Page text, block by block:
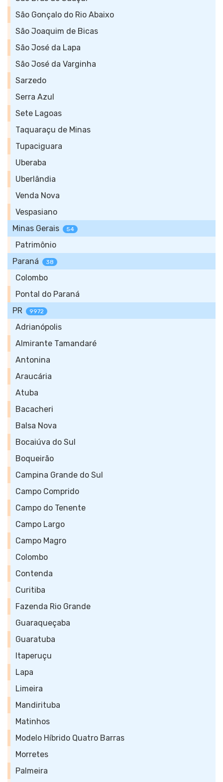
São Gonçalo do Rio Abaixo
São Joaquim de Bicas
São José da Lapa
São José da Varginha
Sarzedo
Serra Azul
Sete Lagoas
Taquaraçu de Minas
Tupaciguara
Uberaba
Uberlândia
Venda Nova
Vespasiano
Minas Gerais
54
Patrimônio
Paraná
38
Colombo
Pontal do Paraná
PR
9972
Adrianópolis
Almirante Tamandaré
Antonina
Araucária
Atuba
Bacacheri
Balsa Nova
Bocaiúva do Sul
Boqueirão
Campina Grande do Sul
Campo Comprido
Campo do Tenente
Campo Largo
Campo Magro
Colombo
Contenda
Curitiba
Fazenda Rio Grande
Guaraqueçaba
Guaratuba
Itaperuçu
Lapa
Limeira
Mandirituba
Matinhos
Modelo Híbrido Quatro Barras
Morretes
Palmeira